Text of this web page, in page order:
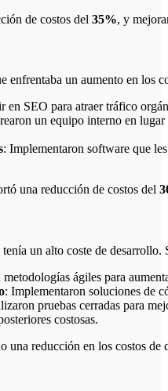
de costos del 35%, y
enfrentaba un aumento en los
en SEO para atraer tráfico
un equipo interno en
: Implementaron software que
una reducción de costos del
un alto coste de desarrollo.
ágiles para
: Implementaron soluciones de
pruebas cerradas para
costosas.
una reducción en los costos de